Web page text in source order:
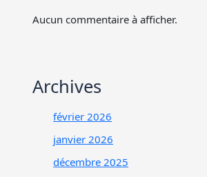
Aucun commentaire à afficher.
Archives
février 2026
janvier 2026
décembre 2025